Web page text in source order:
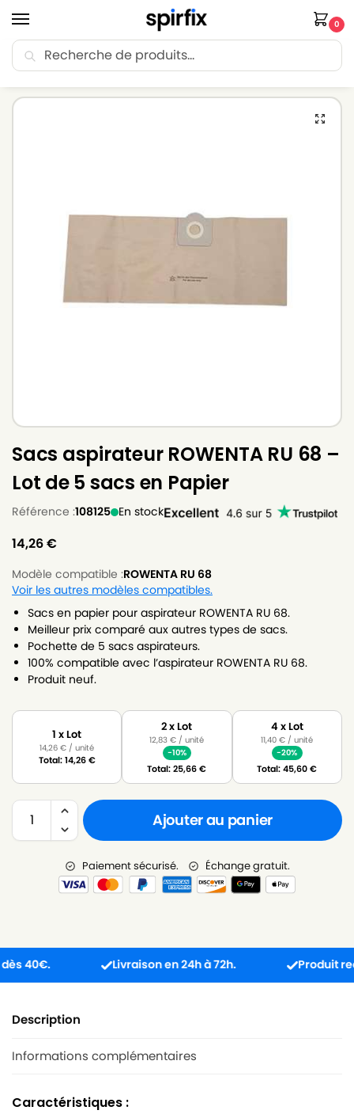
0
🚚 Livraison Point Relais offerte dès 30€ d’achat.
Sacs aspirateur ROWENTA RU 68 –
Lot de 5 sacs en Papier
Référence :108125 En stock
14,26€
Modèle compatible :ROWENTA RU 68
Voir les autres modèles compatibles.
Sacs en papier pour aspirateur ROWENTA RU 68.
Meilleur prix comparé aux autres types de sacs.
Pochette de 5 sacs aspirateurs.
100% compatible avec l’aspirateur ROWENTA RU 68.
Produit neuf.
1 x Lot
14,26€ / unité
Total:14,26€
2 x Lot
12,83€ / unité
-10%
Total:25,66€
4 x Lot
11,40€ / unité
-20%
Total:45,60€
Ajouter au panier
Paiement sécurisé. Échange gratuit.
Livraison en 24h à 72h. Produit reçu
Description
Informations complémentaires
Caractéristiques :